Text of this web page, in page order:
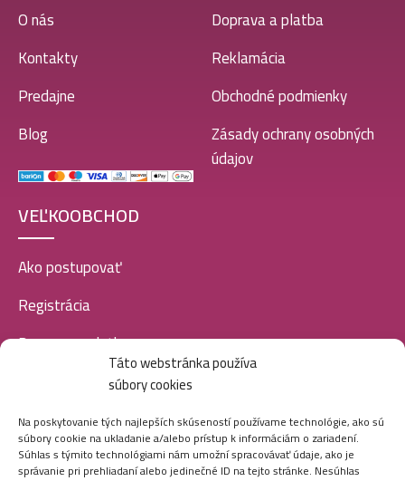
Táto webstránka používa
súbory cookies
Na poskytovanie tých najlepších skúseností používame technológie, ako sú
súbory cookie na ukladanie a/alebo prístup k informáciám o zariadení.
Súhlas s týmito technológiami nám umožní spracovávať údaje, ako je
správanie pri prehliadaní alebo jedinečné ID na tejto stránke. Nesúhlas
O nás
Kontakty
Predajne
Blog
Doprava a platba
Reklamácia
Obchodné podmienky
Zásady ochrany osobných
údajov
VEĽKOOBCHOD
Ako postupovať
Registrácia
Doprava a platba
SOCIÁLNE SIETE